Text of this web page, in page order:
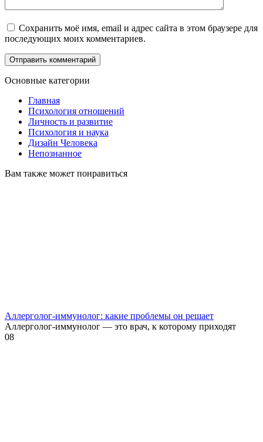
Сохранить моё имя, email и адрес сайта в этом браузере для
последующих моих комментариев.
Основные категории
Главная
Психология отношений
Личность и развитие
Психология и наука
Дизайн Человека
Непознанное
Вам также может понравиться
Аллерголог-иммунолог: какие проблемы он решает
Аллерголог-иммунолог — это врач, к которому приходят
08